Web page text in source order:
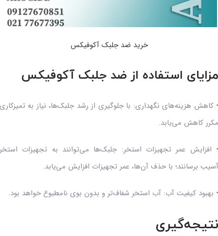
خرید ضد جلبک آکوفیکس
استفاده از ضد جلبک آکوفیکس
کاهش هزینه‌های نگهداری: با جلوگیری از رشد جلبک‌ها، نیاز به
کاهش می‌یابد.
افزایش عمر تجهیزات استخر: جلبک‌ها می‌توانند به تجهیزات
برسانند؛ با حذف آن‌ها، عمر تجهیزات افزایش می‌یابد.
بهبود کیفیت آب: آب استخر شفاف‌تر و بدون بوی نامطبوع خواهد بود.